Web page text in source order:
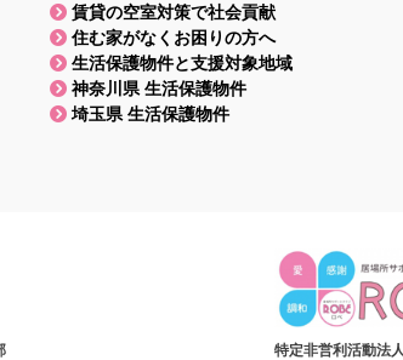
賃貸の空室対策で社会貢献
住む家がなくお困りの方へ
生活保護物件と支援対象地域
神奈川県 生活保護物件
埼玉県 生活保護物件
特定非営利活動法